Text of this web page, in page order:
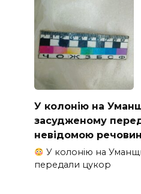
У колонію на
засудженому
невідомою
У колонію на
передали цукор